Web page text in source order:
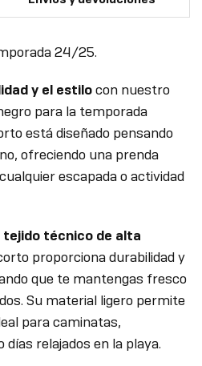
24/25.
y el estilocon nuestro
para la temporada
está diseñado pensando
ofreciendo una prenda
escapada o actividad
tejido técnico de alta
proporciona durabilidad y
que te mantengas fresco
Su material ligero permite
para caminatas,
relajados en la playa.